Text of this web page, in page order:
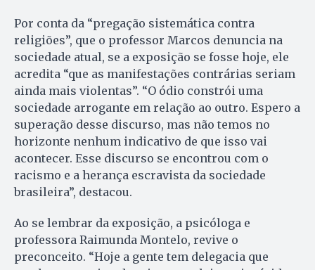
Por conta da “pregação sistemática contra
religiões”, que o professor Marcos denuncia na
sociedade atual, se a exposição se fosse hoje, ele
acredita “que as manifestações contrárias seriam
ainda mais violentas”. “O ódio constrói uma
sociedade arrogante em relação ao outro. Espero a
superação desse discurso, mas não temos no
horizonte nenhum indicativo de que isso vai
acontecer. Esse discurso se encontrou com o
racismo e a herança escravista da sociedade
brasileira”, destacou.
Ao se lembrar da exposição, a psicóloga e
professora Raimunda Montelo, revive o
preconceito. “Hoje a gente tem delegacia que